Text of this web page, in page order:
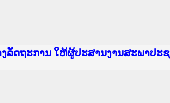
ນ ແລະ ແອັບກົດໝາຍລາວ ທີ່ ສະຖາບັນ
ລັດຖະການ ໃຫ້ຜູ້ປະສານງານສະພາປະ
ວຽກງານຈົດໝາຍເຫດທາງລັດຖະການ
ເຫດທາງລັດຖະການ ສຳລັບ ພາກກາງ
ຍເຫດທາງລັດຖະການ ສຳລັບ ພາກໃຕ້
ດໝາຍເຫດທາງລັດຖະການ ທີ່ ວິທະຍາ
ດໝາຍເຫດທາງລັດຖະການ ທີ່ ວິທະຍາ
ະການໃຫ້ຜູ້ປະສານງານຂັ້ນແຂວງພາກ
ດຖະການ ໃຫ້ຜູ້ປະສານງານສະພາປະຊ